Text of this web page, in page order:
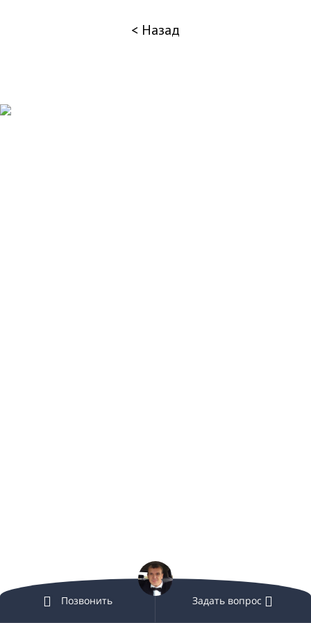
< Назад
Позвонить Задать вопрос